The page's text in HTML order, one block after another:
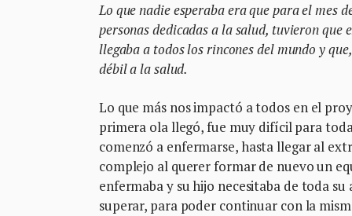
Lo que nadie esperaba era que para el mes
personas dedicadas a la salud, tuvieron que
llegaba a todos los rincones del mundo y
débil a la salud.
Lo que más nos impactó a todos en el
primera ola llegó, fue muy difícil para
comenzó a enfermarse, hasta llegar al
complejo al querer formar de nuevo un
enfermaba y su hijo necesitaba de toda
superar, para poder continuar con la